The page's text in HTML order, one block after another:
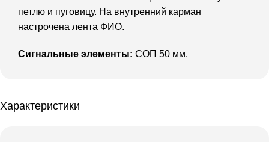
петлю и пуговицу. На внутренний карман
настрочена лента ФИО.
Сигнальные элементы: СОП 50 мм.
Характеристики